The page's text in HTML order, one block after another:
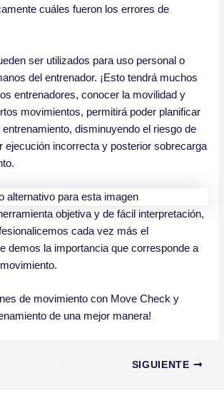
cuáles fueron los errores de
ser utilizados para uso personal o
del entrenador. ¡Esto tendrá muchos
entrenadores, conocer la movilidad y
movimientos, permitirá poder planificar
disminuyendo el riesgo de
ejecución incorrecta y posterior sobrecarga
objetiva y de fácil interpretación,
cada vez más el
demos la importancia que corresponde a
de movimiento con Move Check y
de una mejor manera!
SIGUIENTE